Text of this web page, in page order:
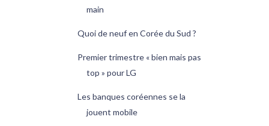
main
Quoi de neuf en Corée du Sud ?
Premier trimestre « bien mais pas
top » pour LG
Les banques coréennes se la
jouent mobile